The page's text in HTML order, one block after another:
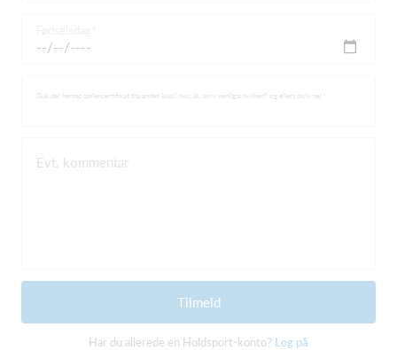
Skal der hentes spillercertifikat fra anden klub? hvis Ja, skriv venligst hvilken? og ellers skriv nej
Evt. kommentar
Tilmeld
Har du allerede en Holdsport-konto? Log på